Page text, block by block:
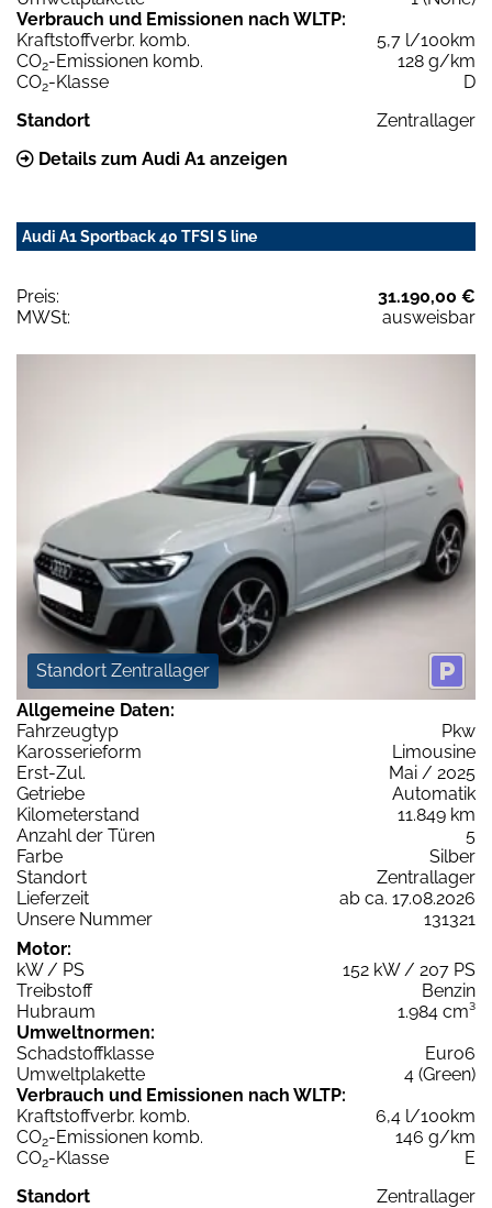
Verbrauch und Emissionen nach WLTP:
Kraftstoffverbr. komb.
5,7 l/100km
CO2-Emissionen komb.
128 g/km
CO2-Klasse
D
Standort
Zentrallager
Details zum Audi A1 anzeigen
Audi A1 Sportback 40 TFSI S line
Preis:
31.190,00 €
MWSt:
ausweisbar
Standort Zentrallager
Allgemeine Daten:
Fahrzeugtyp
Pkw
Karosserieform
Limousine
Erst-Zul.
Mai / 2025
Getriebe
Automatik
Kilometerstand
11.849 km
Anzahl der Türen
5
Farbe
Silber
Standort
Zentrallager
Lieferzeit
ab ca. 17.08.2026
Unsere Nummer
131321
Motor:
kW / PS
152 kW / 207 PS
Treibstoff
Benzin
Hubraum
1.984 cm³
Umweltnormen:
Schadstoffklasse
Euro6
Umweltplakette
4 (Green)
Verbrauch und Emissionen nach WLTP:
Kraftstoffverbr. komb.
6,4 l/100km
CO2-Emissionen komb.
146 g/km
CO2-Klasse
E
Standort
Zentrallager